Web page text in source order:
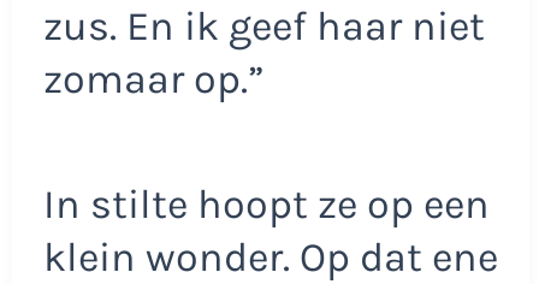
zus. En ik geef haar niet
zomaar op.”
In stilte hoopt ze op een
klein wonder. Op dat ene